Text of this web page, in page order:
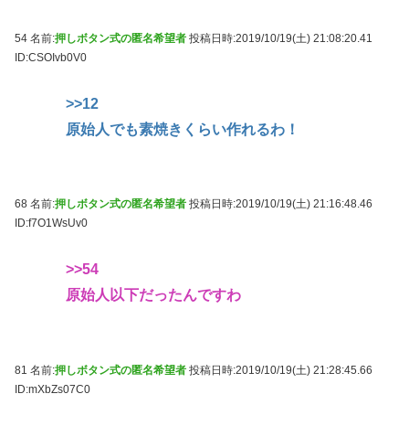
54 名前:押しボタン式の匿名希望者 投稿日時:2019/10/19(土) 21:08:20.41
ID:CSOIvb0V0
>>12
原始人でも素焼きくらい作れるわ！
68 名前:押しボタン式の匿名希望者 投稿日時:2019/10/19(土) 21:16:48.46
ID:f7O1WsUv0
>>54
原始人以下だったんですわ
81 名前:押しボタン式の匿名希望者 投稿日時:2019/10/19(土) 21:28:45.66
ID:mXbZs07C0